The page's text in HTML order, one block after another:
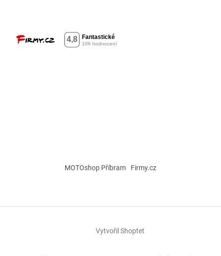
MOTOshop Příbram Firmy.cz
Vytvořil Shoptet